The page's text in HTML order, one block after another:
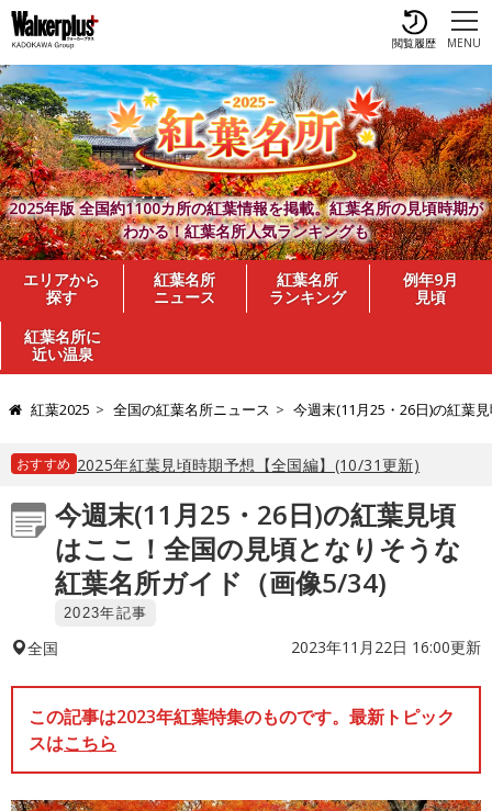
MENU
閲覧履歴
2025年版 全国約1100カ所の紅葉情報を掲載。紅葉名所の見頃時期が
わかる！紅葉名所人気ランキングも
エリアから
探す
紅葉名所
ニュース
紅葉名所
ランキング
例年9月
見頃
紅葉名所に
近い温泉
紅葉2025 全国の紅葉名所ニュース 今週末(11月25・26日)の紅葉
おすすめ 2025年紅葉見頃時期予想【全国編】(10/31更新)
今週末(11月25・26日)の紅葉見頃
はここ！全国の見頃となりそうな
紅葉名所ガイド（画像5/34)
2023年記事
全国 2023年11月22日 16:00更新
この記事は2023年紅葉特集のものです。最新トピック
スはこちら